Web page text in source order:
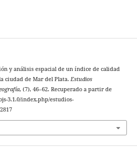
y análisis espacial de un índice de calidad
ciudad de Mar del Plata. Estudios
, (7), 46–62. Recuperado a partir de
3.1.0/index.php/estudios-